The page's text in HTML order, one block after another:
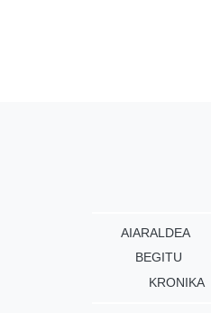
AIARALDEA
BEGITU
KRONIKA